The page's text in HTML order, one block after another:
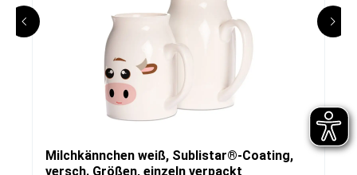
Milchkännchen weiß, Sublistar®-Coating,
versch. Größen, einzeln verpackt